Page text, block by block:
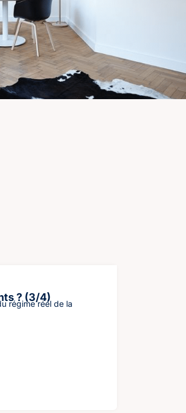
? (3/4)
régime réel de la